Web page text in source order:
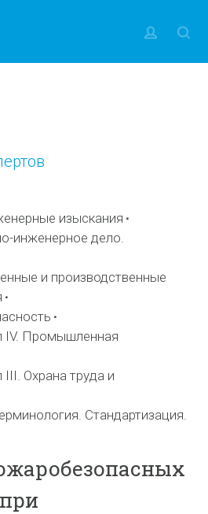
изыскания
инженерное дело.
и производственные
IV. Промышленная
Охрана труда и
Стандартизация.